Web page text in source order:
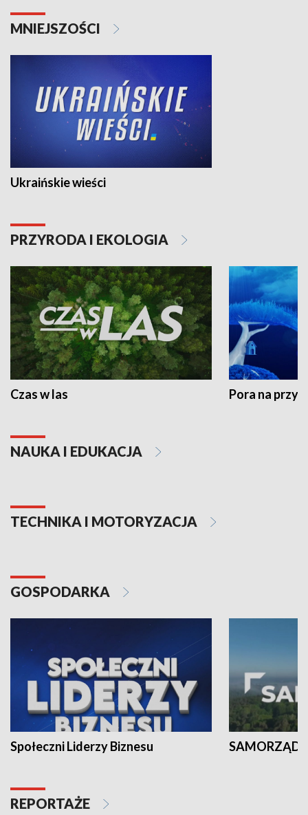
MNIEJSZOŚCI
Ukraińskie wieści
PRZYRODA I EKOLOGIA
Czas w las Pora na
NAUKA I EDUKACJA
TECHNIKA I MOTORYZACJA
GOSPODARKA
Społeczni Liderzy Biznesu SAMORZĄD
REPORTAŻE